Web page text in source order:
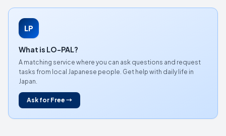
LP
What is LO-PAL?
A matching service where you can ask questions and request
tasks from local Japanese people. Get help with daily life in
Japan.
Ask for Free →